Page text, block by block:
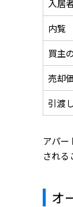
入居
内覧
買主
売却
引渡
アパ
される
オ